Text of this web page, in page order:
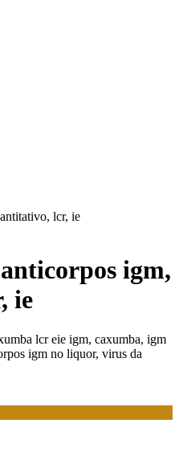
lcr, ie
igm,
ie
lcr eie igm, caxumba, igm
igm no liquor, virus da